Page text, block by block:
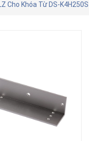
Cho Khóa Từ DS-K4H250S